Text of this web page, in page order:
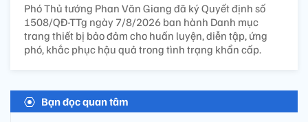
Phó Thủ tướng Phan Văn Giang đã ký Quyết định số
1508/QĐ-TTg ngày 7/8/2026 ban hành Danh mục
trang thiết bị bảo đảm cho huấn luyện, diễn tập, ứng
phó, khắc phục hậu quả trong tình trạng khẩn cấp.
Bạn đọc quan tâm